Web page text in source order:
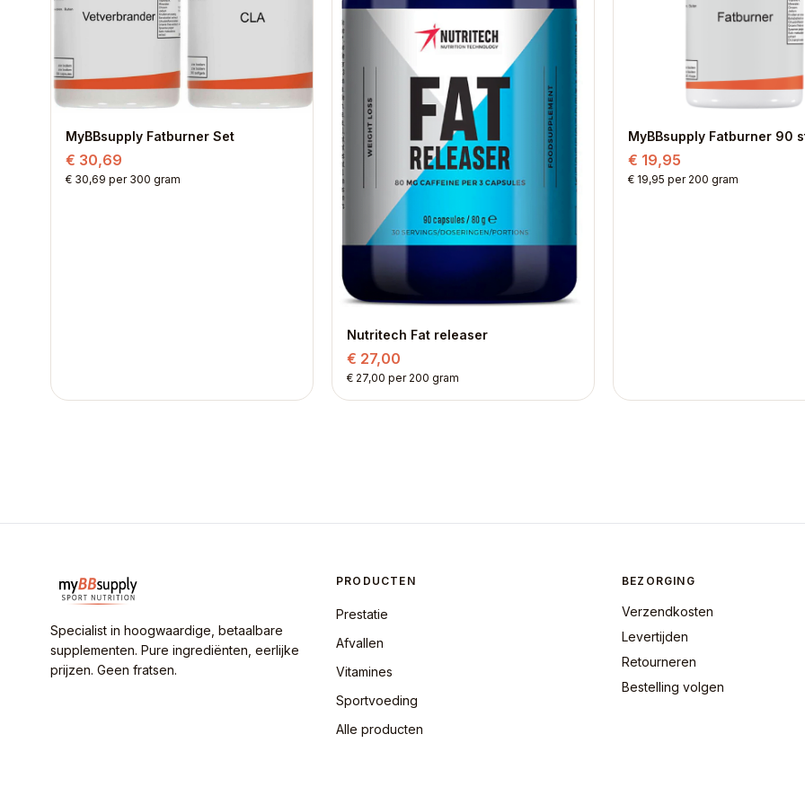
MyBBsupply Fatburner Set
€ 30,69
€ 30,69 per 300 gram
Nutritech Fat releaser
€ 27,00
€ 27,00 per 200 gram
MyBBsupply Fatburner 90
€ 19,95
€ 19,95 per 200 gram
Specialist in hoogwaardige, betaalbare
supplementen. Pure ingrediënten, eerlijke
prijzen. Geen fratsen.
PRODUCTEN
Prestatie
Afvallen
Vitamines
Sportvoeding
Alle producten
BEZORGING
Verzendkosten
Levertijden
Retourneren
Bestelling volgen